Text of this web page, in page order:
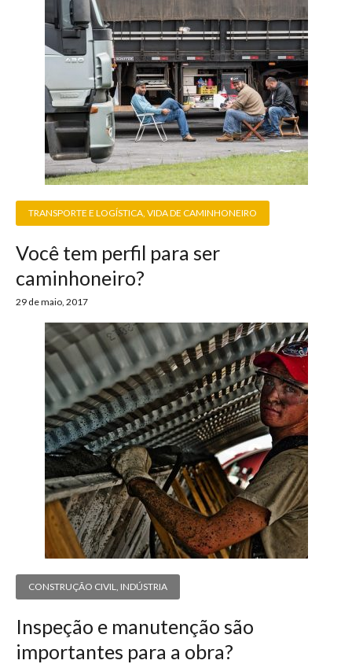
TRANSPORTE E LOGÍSTICA VIDA DE CAMINHONEIRO
Você tem perfil para ser
caminhoneiro?
29 de maio, 2017
CONSTRUÇÃO CIVIL INDÚSTRIA
Inspeção e manutenção são
importantes para a obra?